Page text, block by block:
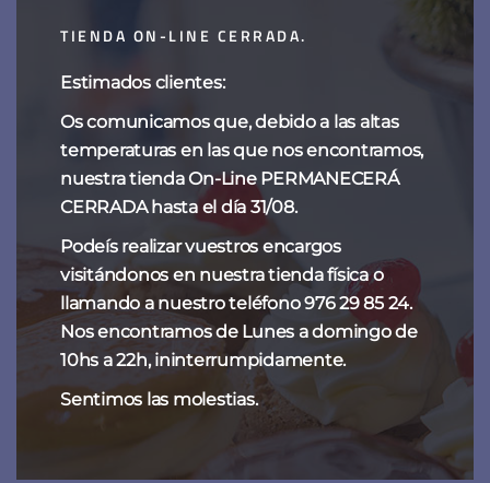
Categorías del producto
CHOCOLATES
ESPECIALIDADES DE SIEMPRE
NAVIDAD
TARTAS DE FANTOBA
TRUFAS Y BOMBONES
TIENDA ON-LINE CERRADA.
Estimados clientes:
Os comunicamos que, debido a las altas
temperaturas en las que nos encontramos,
nuestra tienda On-Line PERMANECERÁ
CERRADA hasta el día 31/08.
Podeís realizar vuestros encargos
visitándonos en nuestra tienda física o
llamando a nuestro teléfono 976 29 85 24.
Nos encontramos de Lunes a domingo de
10hs a 22h, ininterrumpidamente.
Sentimos las molestias.